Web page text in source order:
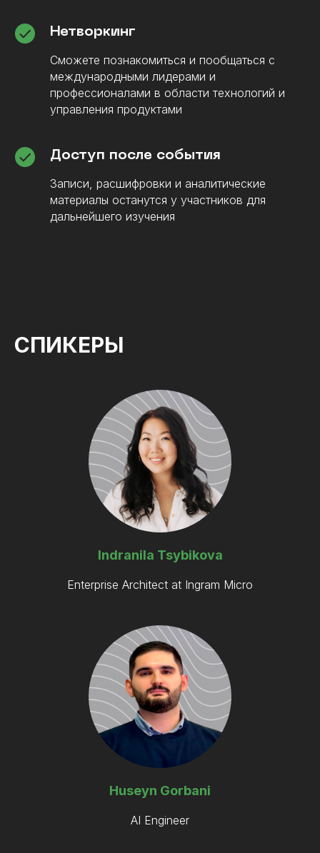
Нетворкинг
Сможете познакомиться и пообщаться с
международными лидерами и
профессионалами в области технологий и
управления продуктами
Доступ после события
Записи, расшифровки и аналитические
материалы останутся у участников для
дальнейшего изучения
СПИКЕРЫ
Indranila Tsybikova
Enterprise Architect at Ingram Micro
Huseyn Gorbani
AI Engineer